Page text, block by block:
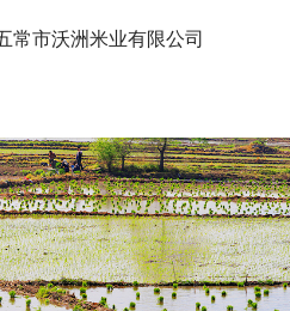
常市沃洲米业有限公司